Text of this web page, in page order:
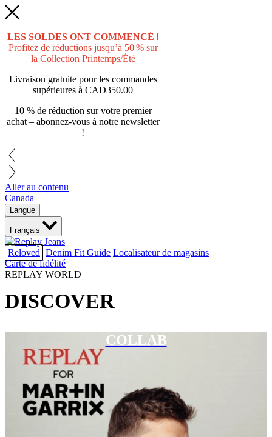
LES SOLDES ONT COMMENCÉ !
Profitez de réductions jusqu’à 50 % sur
la Collection Printemps/Été
Livraison gratuite pour les commandes
supérieures à CAD350.00
10 % de réduction sur votre premier
achat – abonnez-vous à notre newsletter
!
Aller au contenu
Canada
Langue
Français
Reloved Denim Fit Guide Localisateur de magasins
Carte de fidélité
REPLAY WORLD
DISCOVER
COLLAB